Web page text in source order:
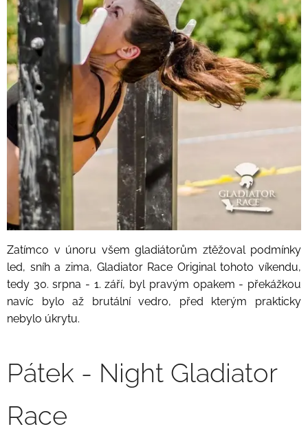
Zatímco v únoru všem gladiátorům ztěžoval podmínky
led, sníh a zima, Gladiator Race Original tohoto víkendu,
tedy 30. srpna - 1. září, byl pravým opakem - překážkou
navíc bylo až brutální vedro, před kterým prakticky
nebylo úkrytu.
Pátek - Night Gladiator
Race